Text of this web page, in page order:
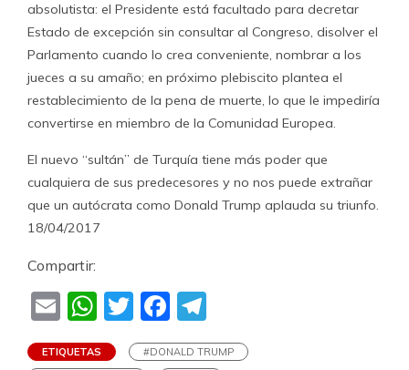
absolutista: el Presidente está facultado para decretar
Estado de excepción sin consultar al Congreso, disolver el
Parlamento cuando lo crea conveniente, nombrar a los
jueces a su amaño; en próximo plebiscito plantea el
restablecimiento de la pena de muerte, lo que le impediría
convertirse en miembro de la Comunidad Europea.
El nuevo “sultán” de Turquía tiene más poder que
cualquiera de sus predecesores y no nos puede extrañar
que un autócrata como Donald Trump aplauda su triunfo.
18/04/2017
Compartir:
EmailWhatsApp
TwitterFacebook
ETIQUETAS
#DONALD TRUMP